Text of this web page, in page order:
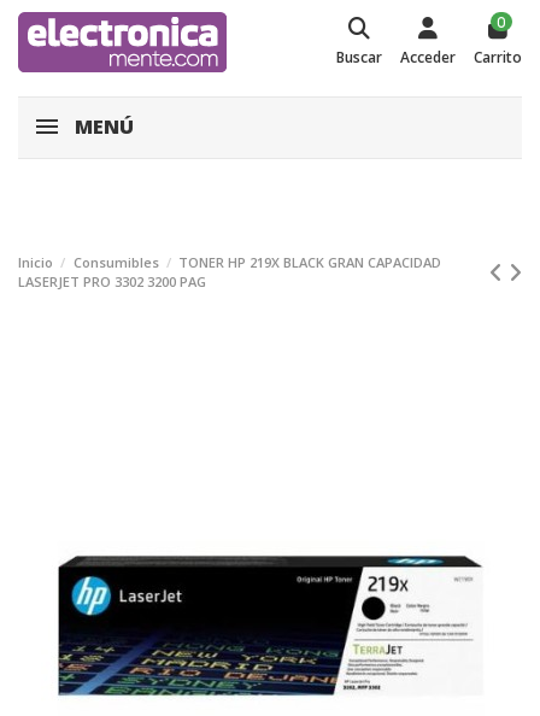
Buscar Acceder
0
Carrito
MENÚ
Inicio Consumibles
TONER HP 219X BLACK GRAN CAPACIDAD
LASERJET PRO 3302 3200 PAG